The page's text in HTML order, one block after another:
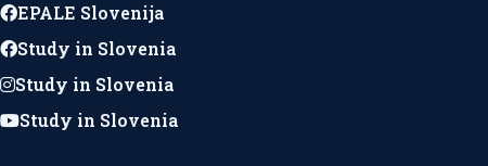
EPALE Slovenija
Study in Slovenia
Study in Slovenia
Study in Slovenia